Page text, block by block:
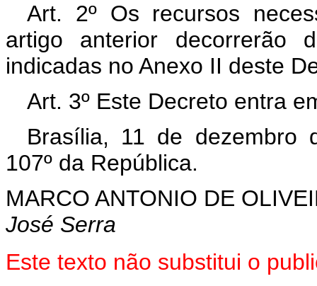
Art. 2º Os recursos
artigo anterior decorrerão
indicadas no Anexo II deste
Art. 3º Este Decreto entra
Brasília, 11 de dezembro
107º da República.
MARCO ANTONIO DE
José Serra
Este texto não substitui o